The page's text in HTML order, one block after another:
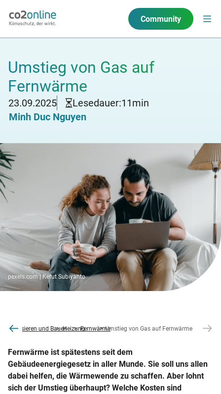
Community
Umstieg von Gas auf
Fernwärme
23.09.2025 Lesedauer:11min
Minh Duc Nguyen
pexels.com | Ketut Subiyanto
Modernisieren und BauenHeizungFernwärmeUmstieg von Gas auf Fernwärme
Fernwärme ist spätestens seit dem
Gebäudeenergiegesetz in aller Munde. Sie soll uns allen
dabei helfen, die Wärmewende zu schaffen. Aber lohnt
sich der Umstieg überhaupt? Welche Kosten sind